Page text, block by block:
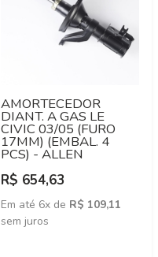
AMORTECEDOR
DIANT. A GAS LE
CIVIC 03/05 (FURO
17MM) (EMBAL. 4
PCS) - ALLEN
R$ 654,63
Em até 6x de R$ 109,11
sem juros